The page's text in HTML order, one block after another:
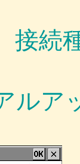
接続
ル